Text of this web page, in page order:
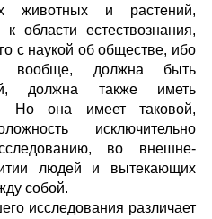
животных и растений,
области естествознания,
с наукой об обществе, ибо
вообще, должна быть
должна также иметь
Но она имеет таковой,
исключительно
во внешне-
людей и вытекающих
собой.
исследования различает